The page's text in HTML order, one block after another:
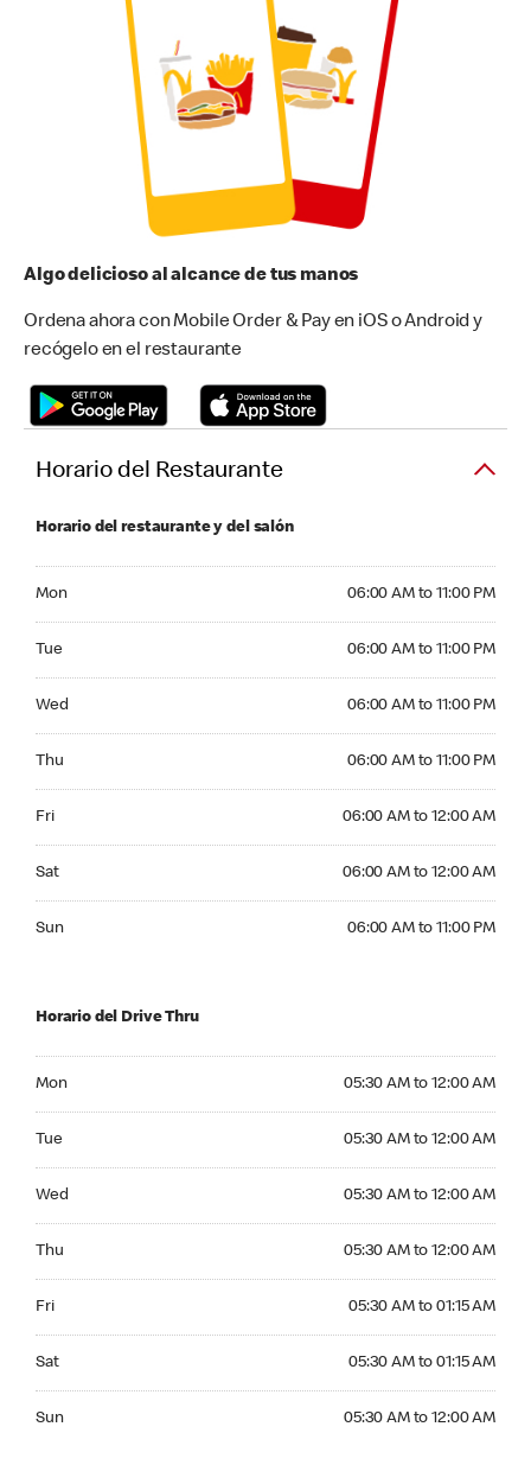
Algo delicioso al alcance de tus manos
Ordena ahora con Mobile Order & Pay en iOS o Android y
recógelo en el restaurante
Horario del Restaurante
Horario del restaurante y del salón
Mon 06:00 AM to 11:00 PM
Tue 06:00 AM to 11:00 PM
Wed 06:00 AM to 11:00 PM
Thu 06:00 AM to 11:00 PM
Fri 06:00 AM to 12:00 AM
Sat 06:00 AM to 12:00 AM
Sun 06:00 AM to 11:00 PM
Horario del Drive Thru
Mon 05:30 AM to 12:00 AM
Tue 05:30 AM to 12:00 AM
Wed 05:30 AM to 12:00 AM
Thu 05:30 AM to 12:00 AM
Fri 05:30 AM to 01:15 AM
Sat 05:30 AM to 01:15 AM
Sun 05:30 AM to 12:00 AM